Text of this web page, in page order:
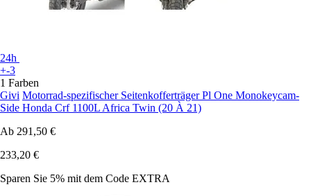
24h
+-3
1 Farben
Givi Motorrad-spezifischer Seitenkofferträger Pl One Monokeycam-
Side Honda Crf 1100L Africa Twin (20 À 21)
Ab 291,50 €
233,20 €
Sparen Sie 5% mit dem Code EXTRA